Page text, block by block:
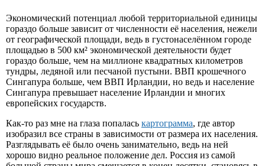
Экономический потенциал любой территориальной единицы
гораздо больше зависит от численности её населения, нежели
от географической площади, ведь в густонаселённом городе
площадью в 500 км² экономической деятельности будет
гораздо больше, чем на миллионе квадратных километров
тундры, ледяной или песчаной пустыни. ВВП крошечного
Сингапура больше, чем ВВП Ирландии, но ведь и население
Сингапура превышает население Ирландии и многих
европейских государств.
Как-то раз мне на глаза попалась картограмма, где автор
изобразил все страны в зависимости от размера их населения.
Разглядывать её было очень занимательно, ведь на ней
хорошо видно реальное положение дел. Россия из самой